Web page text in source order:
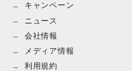
キャンペーン
ニュース
会社情報
メディア情報
利用規約